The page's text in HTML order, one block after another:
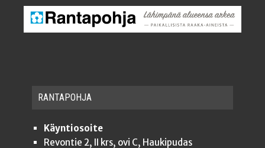
RAN­TA­POH­JA
Käyntiosoite
Revontie 2, II krs, ovi C, Haukipudas